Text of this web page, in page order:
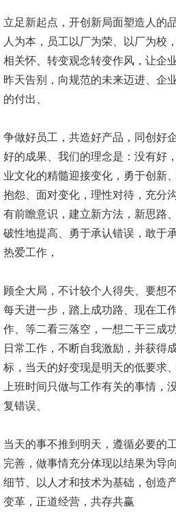
立足新起点，开创新局面塑造人的
人为本，员工以厂为荣、以厂为校
相关怀、转变观念转变作风，让企
昨天告别，向规范的未来迈进、企
的付出、
争做好员工，共造好产品，同创好
好的成果、我们的理念是：没有好
业文化的精髓迎接变化，勇于创新
抱怨、面对变化，理性对待，充分
有前瞻意识，建立新方法，新思路
破性地提高、勇于承认错误，敢于
热爱工作，
顾全大局，不计较个人得失、要想
每天进一步，踏上成功路、现在工
作、等二看三落空，一想二干三成
日常工作，不断自我激励，并获得
标，当天的好变现是明天的低要求
上班时间只做与工作有关的事情，
复错误、
当天的事不推到明天，遵循必要的
完善，做事情充分体现以结果为导
细节、以人才和技术为基础，创造
变革，正道经营，共存共赢